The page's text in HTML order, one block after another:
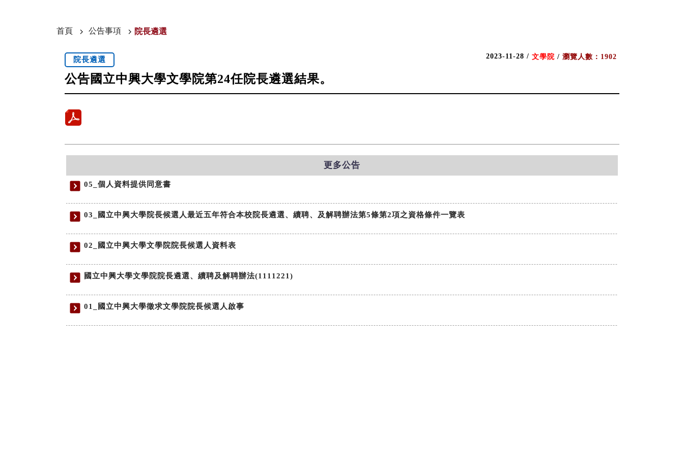
首頁 公告事項 院長遴選
院長遴選 2023-11-28 /文學院 /瀏覽人數：1902
公告國立中興大學文學院第24任院長遴選結果。
更多公告
05_個人資料提供同意書
03_國立中興大學院長候選人最近五年符合本校院長遴選、續聘、及解聘辦法第5條第2項之資格條件一覽表
02_國立中興大學文學院院長候選人資料表
國立中興大學文學院院長遴選、續聘及解聘辦法(1111221)
01_國立中興大學徵求文學院院長候選人啟事